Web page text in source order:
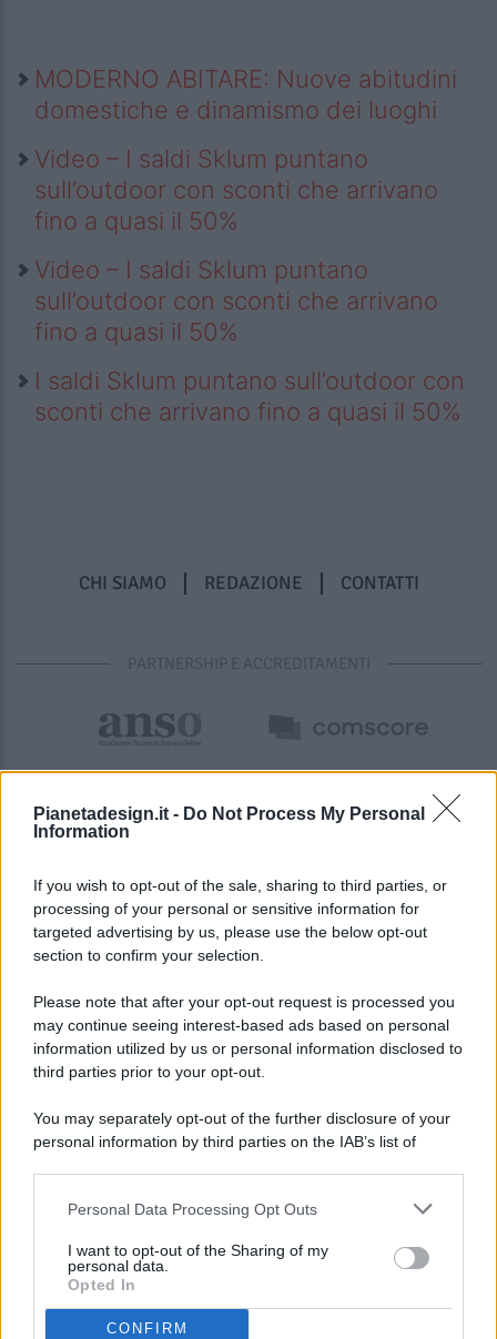
Pianetadesign.it - Do Not Process My Personal
Information
If you wish to opt-out of the sale, sharing to third parties, or
processing of your personal or sensitive information for
targeted advertising by us, please use the below opt-out
section to confirm your selection.
Please note that after your opt-out request is processed you
may continue seeing interest-based ads based on personal
information utilized by us or personal information disclosed to
third parties prior to your opt-out.
You may separately opt-out of the further disclosure of your
personal information by third parties on the IAB’s list of
This information may also be disclosed by us to third parties
disclose it to other third parties.
Personal Data Processing Opt Outs
I want to opt-out of the Sharing of my
personal data.
Opted In
CONFIRM
MODERNO ABITARE: Nuove abitudini
domestiche e dinamismo dei luoghi
Video – I saldi Sklum puntano
sull’outdoor con sconti che arrivano
fino a quasi il 50%
Video – I saldi Sklum puntano
sull’outdoor con sconti che arrivano
fino a quasi il 50%
I saldi Sklum puntano sull’outdoor con
sconti che arrivano fino a quasi il 50%
CHI SIAMO REDAZIONE CONTATTI
PARTNERSHIP E ACCREDITAMENTI
© 2026 - Pianeta Design - P.IVA 04827280654 - Testata
Registrata Al Tribunale Di Nocera Inferiore N. 8/2020 - RG N.
ISCRIZIONE AL ROC N. 35792 – ISCRITTA ALL’ANSO
(ASSOCIAZIONE NAZIONALE STAMPA ONLINE)
PREFERENZE PRIVACY